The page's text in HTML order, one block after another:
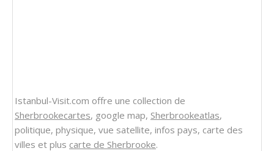
Istanbul-Visit.com offre une collection de
Sherbrookecartes, google map, Sherbrookeatlas,
politique, physique, vue satellite, infos pays, carte des
villes et plus carte de Sherbrooke.